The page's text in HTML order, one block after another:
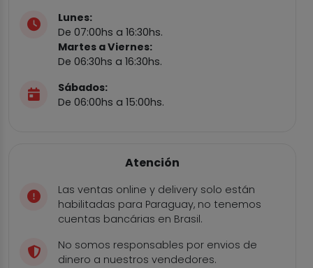
Lunes:
De 07:00hs a 16:30hs.
Martes a Viernes:
De 06:30hs a 16:30hs.
Sábados:
De 06:00hs a 15:00hs.
Atención
Las ventas online y delivery solo están
habilitadas para Paraguay, no tenemos
cuentas bancárias en Brasil.
No somos responsables por envios de
dinero a nuestros vendedores.